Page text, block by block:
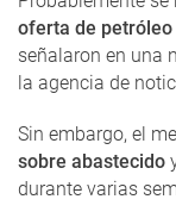
oferta de petróleo
señalaron en una
la agencia de
Sin embargo, el
sobre abastecido
durante varias